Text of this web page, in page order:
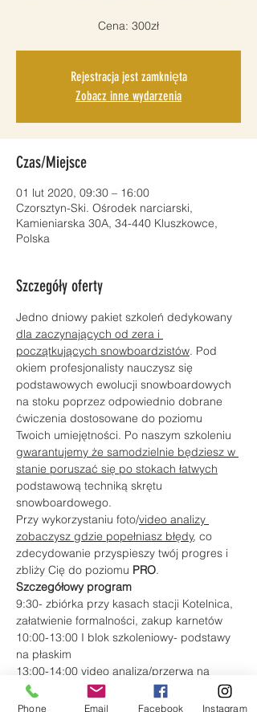
Cena: 300zł
Rejestracja jest zamknięta
Zobacz inne wydarzenia
Czas/Miejsce
01 lut 2020, 09:30 – 16:00
Czorsztyn-Ski. Ośrodek narciarski,
Kamieniarska 30A, 34-440 Kluszkowce,
Polska
Szczegóły oferty
Jedno dniowy pakiet szkoleń dedykowany
dla zaczynających od zera i
początkujących snowboardzistów. Pod
okiem profesjonalisty nauczysz się
podstawowych ewolucji snowboardowych
na stoku poprzez odpowiednio dobrane
ćwiczenia dostosowane do poziomu
Twoich umiejętności. Po naszym szkoleniu
gwarantujemy że samodzielnie będziesz w
stanie poruszać się po stokach łatwych
podstawową techniką skrętu
snowboardowego.
Przy wykorzystaniu foto/video analizy
zobaczysz gdzie popełniasz błędy, co
zdecydowanie przyspieszy twój progres i
zbliży Cię do poziomu PRO.
Szczegółowy program
9:30- zbiórka przy kasach stacji Kotelnica,
załatwienie formalności, zakup karnetów
10:00-13:00 I blok szkoleniowy- podstawy
na płaskim
13:00-14:00 video analiza/przerwa na
posiłek
Phone Email Facebook Instagram